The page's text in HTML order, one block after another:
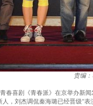
责编
春喜剧《青春派》在京举办新
，刘杰调侃秦海璐已经晋级“